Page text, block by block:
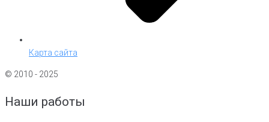
Карта сайта
© 2010 - 2025
Наши работы